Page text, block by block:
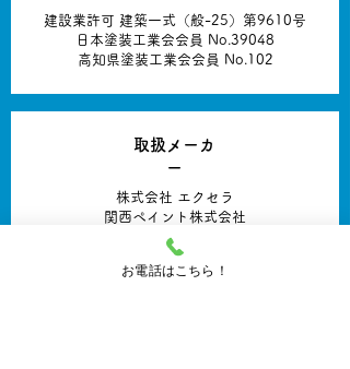
建設業許可 建築一式（般-25）第9610号
日本塗装工業会会員 No.39048
高知県塗装工業会会員 No.102
取扱メーカ
ー
株式会社 エクセラ
関西ペイント株式会社
日本ペイント株式会社
大日本塗料株式会社
kikusui electronics corp.
お電話はこちら！